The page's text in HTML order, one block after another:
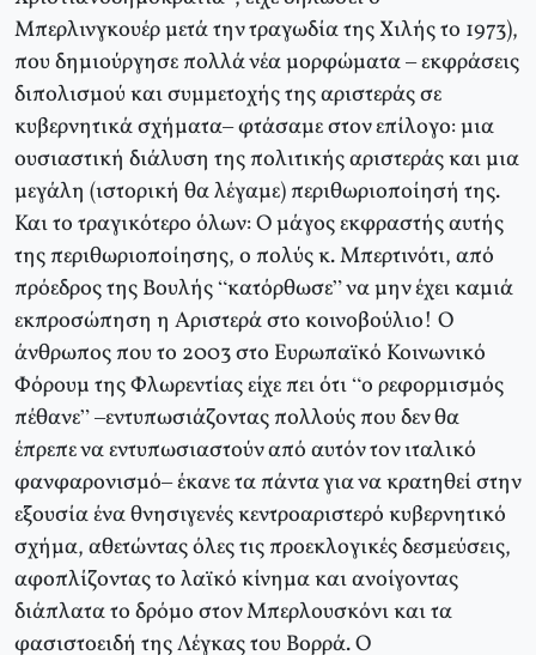
Μπερλινγκουέρ μετά την τραγωδία της Χιλής το 1973),
που δημιούργησε πολλά νέα μορφώματα – εκφράσεις
διπολισμού και συμμετοχής της αριστεράς σε
κυβερνητικά σχήματα– φτάσαμε στον επίλογο: μια
ουσιαστική διάλυση της πολιτικής αριστεράς και μια
μεγάλη (ιστορική θα λέγαμε) περιθωριοποίησή της.
Και το τραγικότερο όλων: Ο μάγος εκφραστής αυτής
της περιθωριοποίησης, ο πολύς κ. Μπερτινότι, από
πρόεδρος της Βουλής “κατόρθωσε” να μην έχει καμιά
εκπροσώπηση η Αριστερά στο κοινοβούλιο! Ο
άνθρωπος που το 2003 στο Ευρωπαϊκό Κοινωνικό
Φόρουμ της Φλωρεντίας είχε πει ότι “ο ρεφορμισμός
πέθανε” –εντυπωσιάζοντας πολλούς που δεν θα
έπρεπε να εντυπωσιαστούν από αυτόν τον ιταλικό
φανφαρονισμό– έκανε τα πάντα για να κρατηθεί στην
εξουσία ένα θνησιγενές κεντροαριστερό κυβερνητικό
σχήμα, αθετώντας όλες τις προεκλογικές δεσμεύσεις,
αφοπλίζοντας το λαϊκό κίνημα και ανοίγοντας
διάπλατα το δρόμο στον Μπερλουσκόνι και τα
φασιστοειδή της Λέγκας του Βορρά. Ο